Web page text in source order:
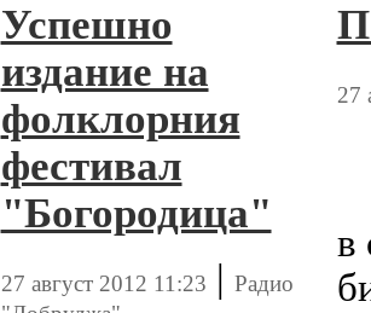
Успешно
издание на
фолклорния
фестивал
"Богородица"
27 август 2012 11:23 | Радио
27
в